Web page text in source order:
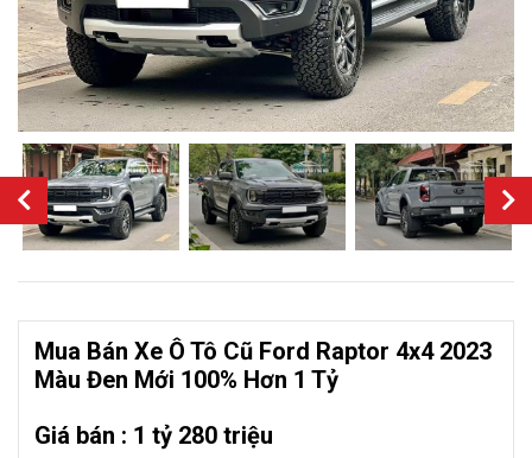
Mua Bán Xe Ô Tô Cũ Ford Raptor 4x4 2023
Màu Đen Mới 100% Hơn 1 Tỷ
Giá bán : 1 tỷ 280 triệu